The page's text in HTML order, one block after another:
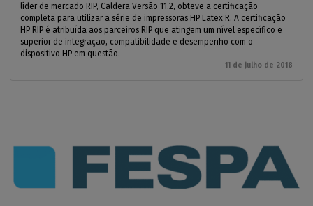
líder de mercado RIP, Caldera Versão 11.2, obteve a certificação
completa para utilizar a série de impressoras HP Latex R. A certificação
HP RIP é atribuída aos parceiros RIP que atingem um nível específico e
superior de integração, compatibilidade e desempenho com o
dispositivo HP em questão.
11 de julho de 2018